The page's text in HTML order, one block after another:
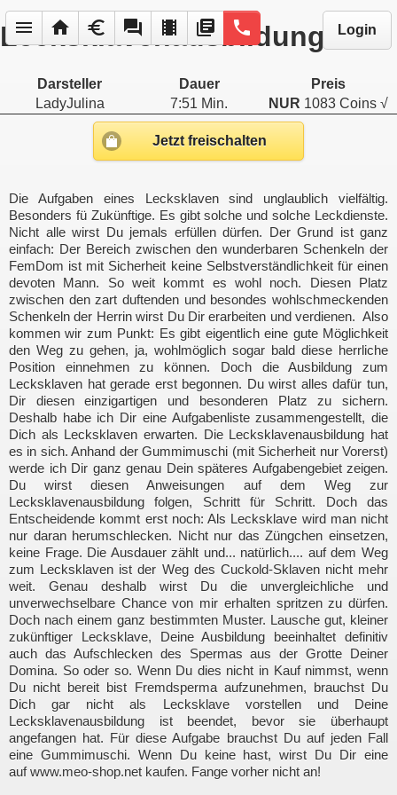
menu home euro forum local_movies library_books phone Login
Lecksklavenausbildung
Darsteller Dauer
Preis
LadyJulina
7:51 Min. NUR 1083 Coins √
Jetzt freischalten
Die Aufgaben eines Lecksklaven sind unglaublich vielfältig.
Besonders fü Zukünftige. Es gibt solche und solche Leckdienste.
Nicht alle wirst Du jemals erfüllen dürfen. Der Grund ist ganz
einfach: Der Bereich zwischen den wunderbaren Schenkeln der
FemDom ist mit Sicherheit keine Selbstverständlichkeit für einen
devoten Mann. So weit kommt es wohl noch. Diesen Platz
zwischen den zart duftenden und besondes wohlschmeckenden
Schenkeln der Herrin wirst Du Dir erarbeiten und verdienen. Also
kommen wir zum Punkt: Es gibt eigentlich eine gute Möglichkeit
den Weg zu gehen, ja, wohlmöglich sogar bald diese herrliche
Position einnehmen zu können. Doch die Ausbildung zum
Lecksklaven hat gerade erst begonnen. Du wirst alles dafür tun,
Dir diesen einzigartigen und besonderen Platz zu sichern.
Deshalb habe ich Dir eine Aufgabenliste zusammengestellt, die
Dich als Lecksklaven erwarten. Die Lecksklavenausbildung hat
es in sich. Anhand der Gummimuschi (mit Sicherheit nur Vorerst)
werde ich Dir ganz genau Dein späteres Aufgabengebiet zeigen.
Du wirst diesen Anweisungen auf dem Weg zur
Lecksklavenausbildung folgen, Schritt für Schritt. Doch das
Entscheidende kommt erst noch: Als Lecksklave wird man nicht
nur daran herumschlecken. Nicht nur das Züngchen einsetzen,
keine Frage. Die Ausdauer zählt und... natürlich.... auf dem Weg
zum Lecksklaven ist der Weg des Cuckold-Sklaven nicht mehr
weit. Genau deshalb wirst Du die unvergleichliche und
unverwechselbare Chance von mir erhalten spritzen zu dürfen.
Doch nach einem ganz bestimmten Muster. Lausche gut, kleiner
zukünftiger Lecksklave, Deine Ausbildung beeinhaltet definitiv
auch das Aufschlecken des Spermas aus der Grotte Deiner
Domina. So oder so. Wenn Du dies nicht in Kauf nimmst, wenn
Du nicht bereit bist Fremdsperma aufzunehmen, brauchst Du
Dich gar nicht als Lecksklave vorstellen und Deine
Lecksklavenausbildung ist beendet, bevor sie überhaupt
angefangen hat. Für diese Aufgabe brauchst Du auf jeden Fall
eine Gummimuschi. Wenn Du keine hast, wirst Du Dir eine
auf www.meo-shop.net kaufen. Fange vorher nicht an!